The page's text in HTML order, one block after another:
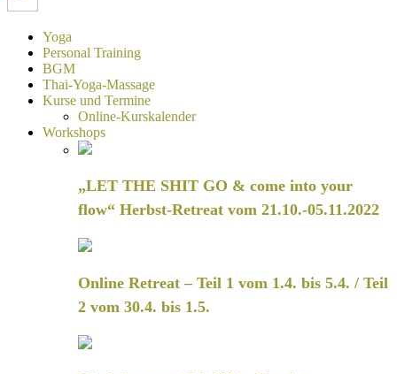
Yoga
Personal Training
BGM
Thai-Yoga-Massage
Kurse und Termine
Online-Kurskalender
Workshops
„LET THE SHIT GO & come into your
flow“ Herbst-Retreat vom 21.10.-05.11.2022
Online Retreat – Teil 1 vom 1.4. bis 5.4. / Teil
2 vom 30.4. bis 1.5.